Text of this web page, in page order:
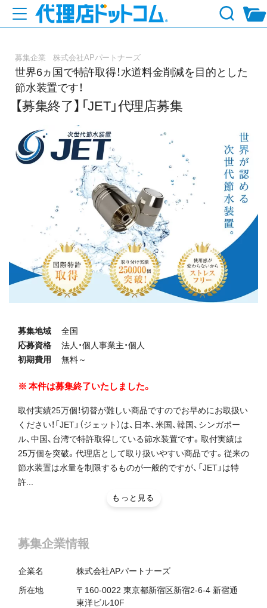
募集企業 株式会社APパートナーズ
世界6ヵ国で特許取得！水道料金削減を目的とした
節水装置です！
【募集終了】「JET」代理店募集
募集地域
全国
応募資格
法人・個人事業主・個人
初期費用
無料～
本件は募集終了いたしました。
取付実績25万個！切替が難しい商品ですのでお早めにお取扱い
ください！「JET」（ジェット）は、日本、米国、韓国、シンガポー
ル、中国、台湾で特許取得している節水装置です。取付実績は
25万個を突破。代理店として取り扱いやすい商品です。従来の
節水装置は水量を制限するものが一般的ですが、「JET」は特
許...
もっと見る
募集企業情報
企業名
株式会社APパートナーズ
所在地
〒160-0022 東京都新宿区新宿2-6-4 新宿通
東洋ビル10F